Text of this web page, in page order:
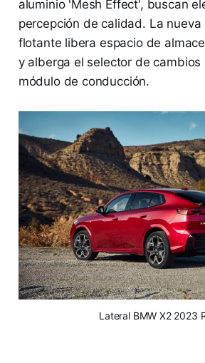
aluminio 'Mesh Effect', buscan
percepción de calidad. La
flotante libera espacio de
y alberga el selector de
módulo de conducción.
Lateral BMW X2 2023